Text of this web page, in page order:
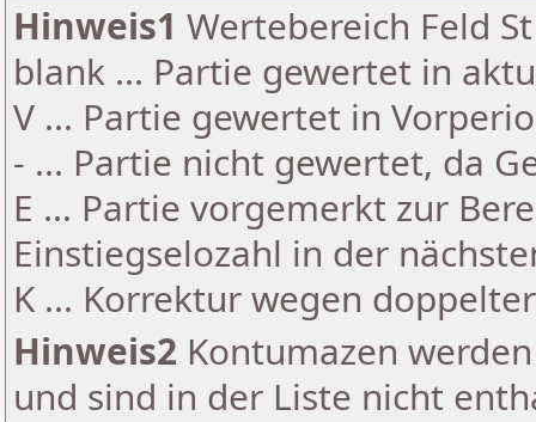
Hinweis1 Wertebereich Feld
blank ... Partie gewertet in
V ... Partie gewertet in
- ... Partie nicht gewertet, da
E ... Partie vorgemerkt zur
Einstiegselozahl in der
K ... Korrektur wegen
Hinweis2 Kontumazen
und sind in der Liste nicht